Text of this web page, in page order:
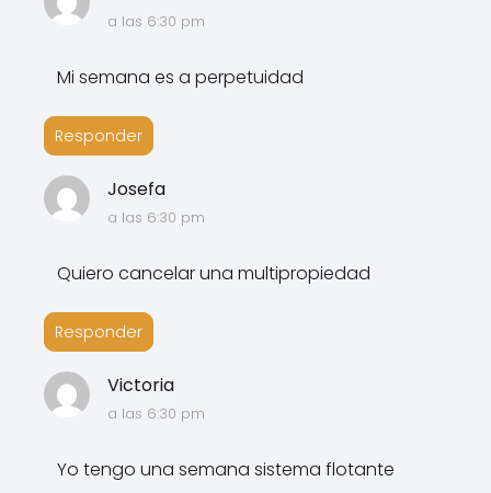
a las 6:30 pm
Mi semana es a perpetuidad
Responder
Josefa
a las 6:30 pm
Quiero cancelar una multipropiedad
Responder
Victoria
a las 6:30 pm
Yo tengo una semana sistema flotante